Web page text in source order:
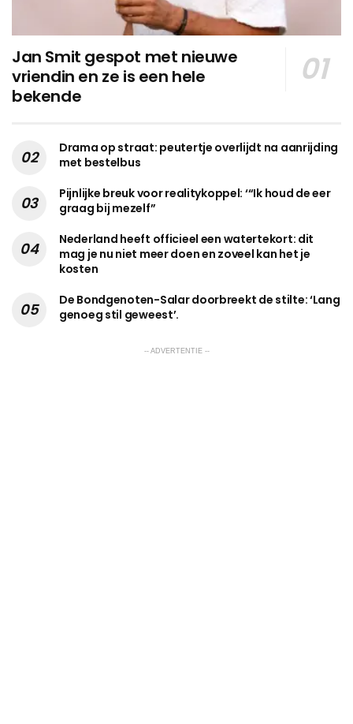
Jan Smit gespot met nieuwe
vriendin en ze is een hele
bekende
Drama op straat: peutertje overlijdt na aanrijding
met bestelbus
Pijnlijke breuk voor realitykoppel: ‘“Ik houd de eer
graag bij mezelf”
Nederland heeft officieel een watertekort: dit
mag je nu niet meer doen en zoveel kan het je
kosten
De Bondgenoten-Salar doorbreekt de stilte: ‘Lang
genoeg stil geweest’.
-- ADVERTENTIE --